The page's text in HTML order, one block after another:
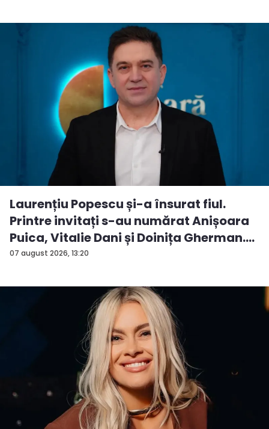
07 august 2026, 13:20
Laurențiu Popescu și-a însurat fiul.
Printre invitați s-au numărat Anișoara
Puica, Vitalie Dani și Doinița Gherman.
P...